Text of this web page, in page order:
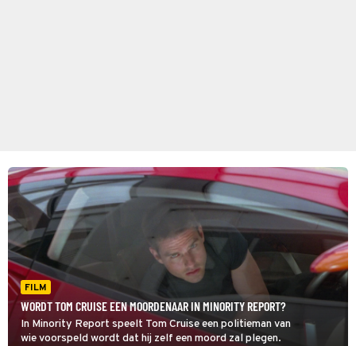
FILM
WORDT TOM CRUISE EEN MOORDENAAR IN MINORITY REPORT?
In Minority Report speelt Tom Cruise een politieman van
wie voorspeld wordt dat hij zelf een moord zal plegen.